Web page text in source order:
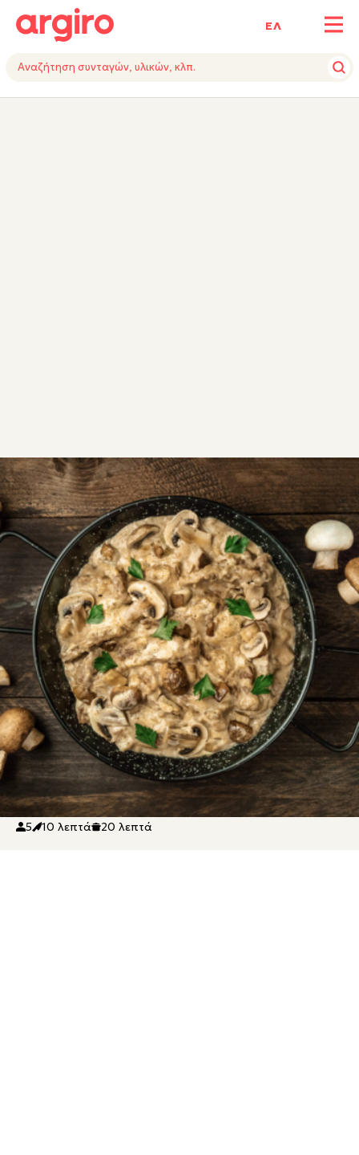
ΕΛ
ΥΛΙΚΑΕΚΤΕΛΕΣΗΕΞΟΠΛΙΣΜΟΣ
ΣΥΝΤΑΓΕΣ ΑΛΜΥΡΑ ΛΑΧΑΝΙΚΑ
Vegan μανιτάρια λεμονάτα
Λεμονάτα Μανιτάρια από την Αργυρώ
Μπαρμπαρίγου! Νηστίσιμη συνταγή για μανιτάρια
λεμονάτα με παχιά σάλτσα. Συνταγή χωρίς κρέας
πλούσια νοστιμιά και άκρως οικονομικό και
χορτοφαγικό φαγητό. Το χειμώνα στην Πάρο τα
άγρια μανιτάρια μαγειρεύονται με χίλιους τρόπους.
Κοκκινιστά, ομελέτα, φρικασέ κλπ
VG V
2 0:30
5 10 λεπτά 20 λεπτά